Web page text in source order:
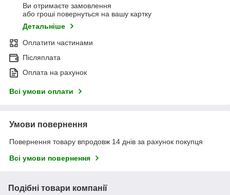
Ви отримаєте замовлення
або гроші повернуться на вашу картку
Детальніше
Оплатити частинами
Післяплата
Оплата на рахунок
Всі умови оплати
Умови повернення
Повернення товару впродовж 14 днів за рахунок покупця
Всі умови повернення
Подібні товари компанії